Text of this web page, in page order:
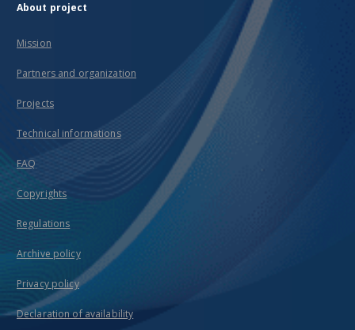
About project
Mission
Partners and organization
Projects
Technical informations
FAQ
Copyrights
Regulations
Archive policy
Privacy policy
Declaration of availability